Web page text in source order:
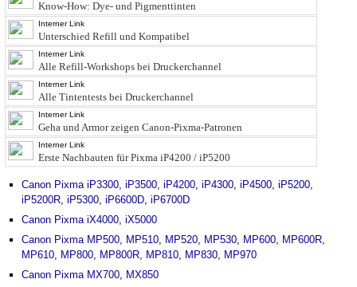
Know-How: Dye- und Pigmenttinten
Interner Link
Unterschied Refill und Kompatibel
Interner Link
Alle Refill-Workshops bei Druckerchannel
Interner Link
Alle Tintentests bei Druckerchannel
Interner Link
Geha und Armor zeigen Canon-Pixma-Patronen
Interner Link
Erste Nachbauten für Pixma iP4200 / iP5200
Canon Pixma iP3300 iP3500 iP4200 iP4300 iP4500 iP5200
iP5200R iP5300 iP6600D iP6700D
Canon Pixma iX4000 iX5000
Canon Pixma MP500 MP510 MP520 MP530 MP600 MP600R
MP610 MP800 MP800R MP810 MP830 MP970
Canon Pixma MX700 MX850